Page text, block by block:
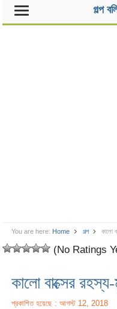
গল্প
You are here: Home গল্প কালো
(No Ratings
কালো বাক্সের
প্রকাশিত হয়েছে : আগস্ট 12, 2018